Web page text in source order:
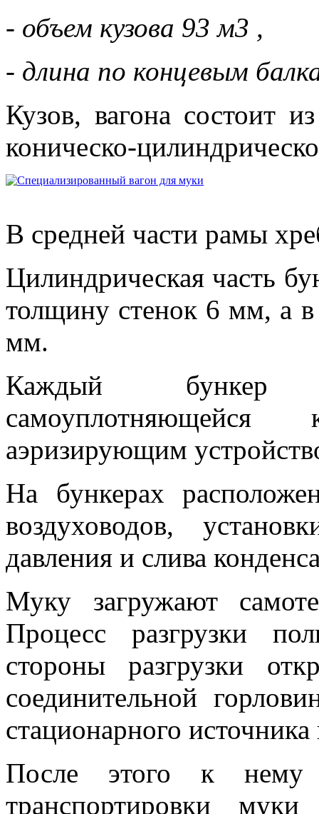
- объем кузова 93 м3 ,
- длина по концевым
Кузов, вагона состоит
коническо-
В средней части рамы
Цилиндрическая часть
толщину стенок 6 мм, а
мм.
Каждый бункер
аэризирующим
На бункерах
воздуховодов,
давления и слива
Муку загружают
Процесс разгрузки
стороны разгрузки
соединительной
стационарного
После этого к нему
транспортировки